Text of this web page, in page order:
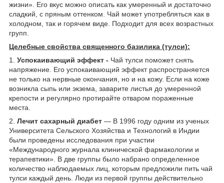
жизни». Его вкус можно описать как умеренный и достаточно
сладкий, с пряным оттенком. Чай может употребляться как в
холодном, так и горячем виде. Подходит для всех возрастных
групп.
Целебные свойства священного базилика (тулси):
1. Успокаивающий эффект - Чай тулси поможет снять
напряжение. Его успокаивающий эффект распространяется
не только на нервные окончания, но и на кожу. Если на коже
возникла сыпь или экзема, заварите листья до умеренной
крепости и регулярно протирайте отваром пораженные
места.
2. Лечит сахарный диабет ― В 1996 году одним из ученых
Университета Сельского Хозяйства и Технологий в Индии
были проведены исследования при участии
«Международного журнала клинической фармакологии и
терапевтики». В две группы было набрано определенное
количество наблюдаемых лиц, которым предложили пить чай
тулси каждый день. Люди из первой группы действительно